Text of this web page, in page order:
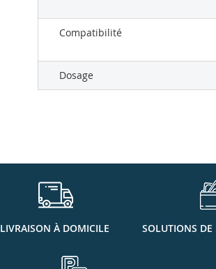
Compatibilité
Dosage
LIVRAISON À DOMICILE SOLUTIONS